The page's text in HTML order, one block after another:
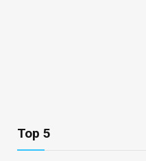
Top 5